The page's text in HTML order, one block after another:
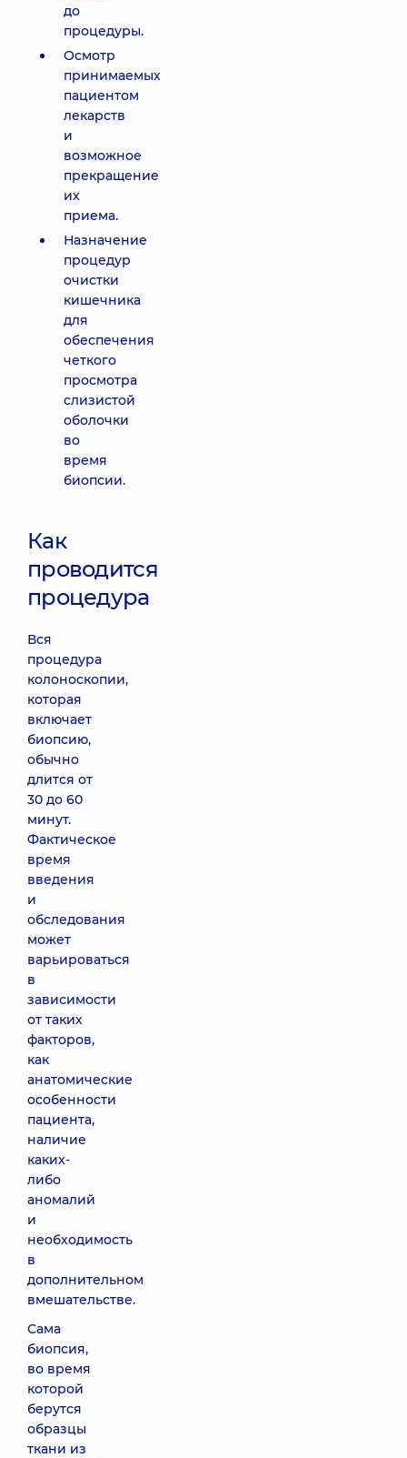
до
процедуры.
Осмотр
принимаемых
пациентом
лекарств
и
возможное
прекращение
их
приема.
Назначение
процедур
очистки
кишечника
для
обеспечения
четкого
просмотра
слизистой
оболочки
во
время
биопсии.
Как
проводится
процедура
Вся
процедура
колоноскопии,
которая
включает
биопсию,
обычно
длится от
30 до 60
минут.
Фактическое
время
введения
и
обследования
может
варьироваться
в
зависимости
от таких
факторов,
как
анатомические
особенности
пациента,
наличие
каких-
либо
аномалий
и
необходимость
в
дополнительном
вмешательстве.
Сама
биопсия,
во время
которой
берутся
образцы
ткани из